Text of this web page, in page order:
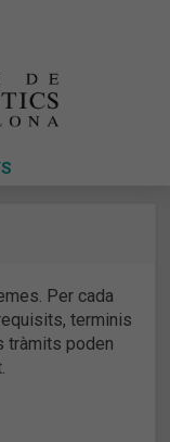
Per cada
terminis
tràmits poden